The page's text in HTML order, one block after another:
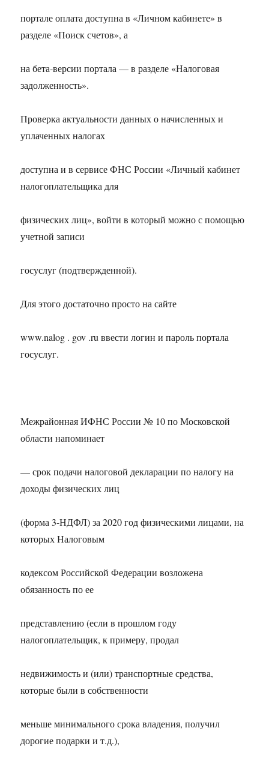
портале оплата доступна в «Личном кабинете» в
разделе «Поиск счетов», а
на бета-версии портала — в разделе «Налоговая
задолженность».
Проверка актуальности данных о начисленных и
уплаченных налогах
доступна и в сервисе ФНС России «Личный кабинет
налогоплательщика для
физических лиц», войти в который можно с помощью
учетной записи
госуслуг (подтвержденной).
Для этого достаточно просто на сайте
www.nalog . gov .ru ввести логин и пароль портала
госуслуг.
Межрайонная ИФНС России № 10 по Московской
области напоминает
— срок подачи налоговой декларации по налогу на
доходы физических лиц
(форма 3-НДФЛ) за 2020 год физическими лицами, на
которых Налоговым
кодексом Российской Федерации возложена
обязанность по ее
представлению (если в прошлом году
налогоплательщик, к примеру, продал
недвижимость и (или) транспортные средства,
которые были в собственности
меньше минимального срока владения, получил
дорогие подарки и т.д.),